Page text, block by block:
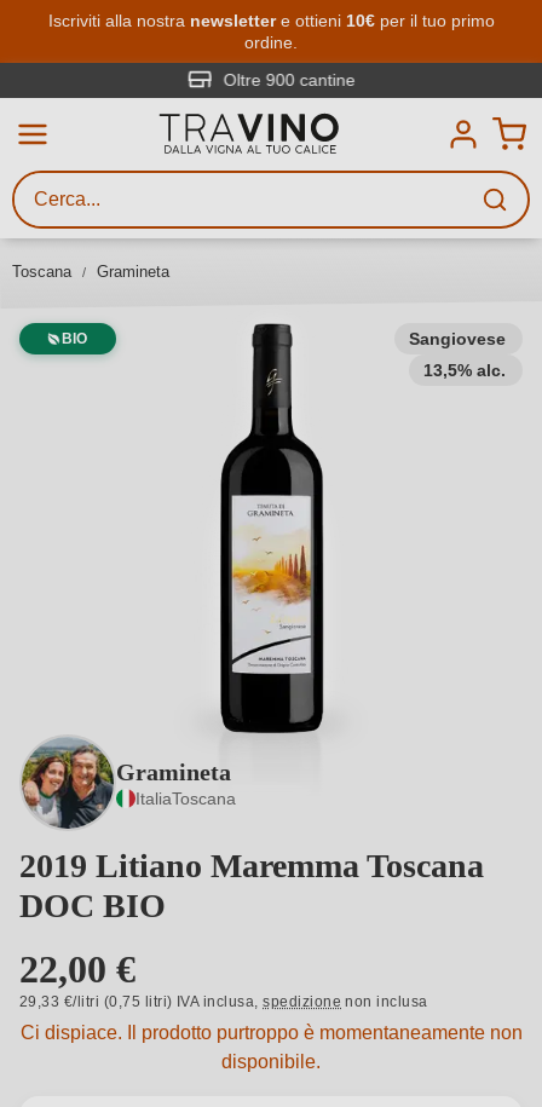
Passa al contenuto principale
Iscriviti alla nostra newslettere ottieni 10€per il tuo primo
ordine.
Oltre 900 cantine
Toscana Gramineta
Sangiovese
13,5% alc.
BIO
Gramineta
ItaliaToscana
2019 Litiano Maremma Toscana
DOC BIO
22,00 €
29,33 €/litri (0,75 litri) IVA inclusa,spedizione non inclusa
Ci dispiace. Il prodotto purtroppo è momentaneamente non
disponibile.
Ricerca vini
Inserisci almeno 3 caratteri
gusto, occasione, nome del vino,
vitigno, regione, cantina o altri